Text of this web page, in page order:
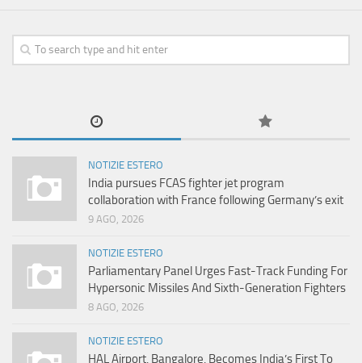
NOTIZIE ESTERO
India pursues FCAS fighter jet program
collaboration with France following Germany’s exit
9 AGO, 2026
NOTIZIE ESTERO
Parliamentary Panel Urges Fast-Track Funding For
Hypersonic Missiles And Sixth-Generation Fighters
8 AGO, 2026
NOTIZIE ESTERO
HAL Airport, Bangalore, Becomes India’s First To